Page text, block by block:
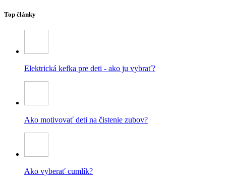
Top články
Elektrická kefka pre deti - ako ju vybrať?
Ako motivovať deti na čistenie zubov?
Ako vyberať cumlík?